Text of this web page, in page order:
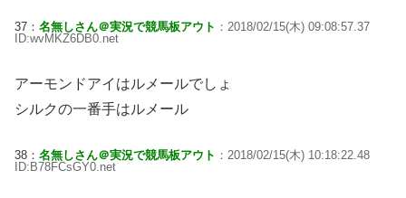
37： 名無しさん＠実況で競馬板アウト ：2018/02/15(木) 09:08:57.37
ID:wvMKZ6DB0.net
アーモンドアイはルメールでしょ
シルクの一番手はルメール
38： 名無しさん＠実況で競馬板アウト ：2018/02/15(木) 10:18:22.48
ID:B78FCsGY0.net